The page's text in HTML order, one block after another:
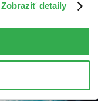
Zobraziť detaily